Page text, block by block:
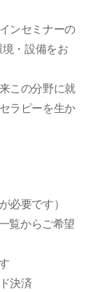
ンセミナーの
・設備をお
この分野に就
ラピーを生か
必要です）
覧からご希望
決済